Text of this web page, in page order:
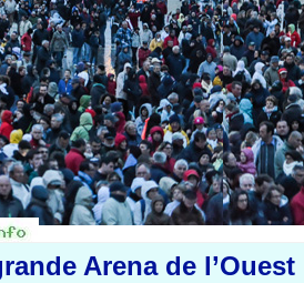
Arena de l’Ouest